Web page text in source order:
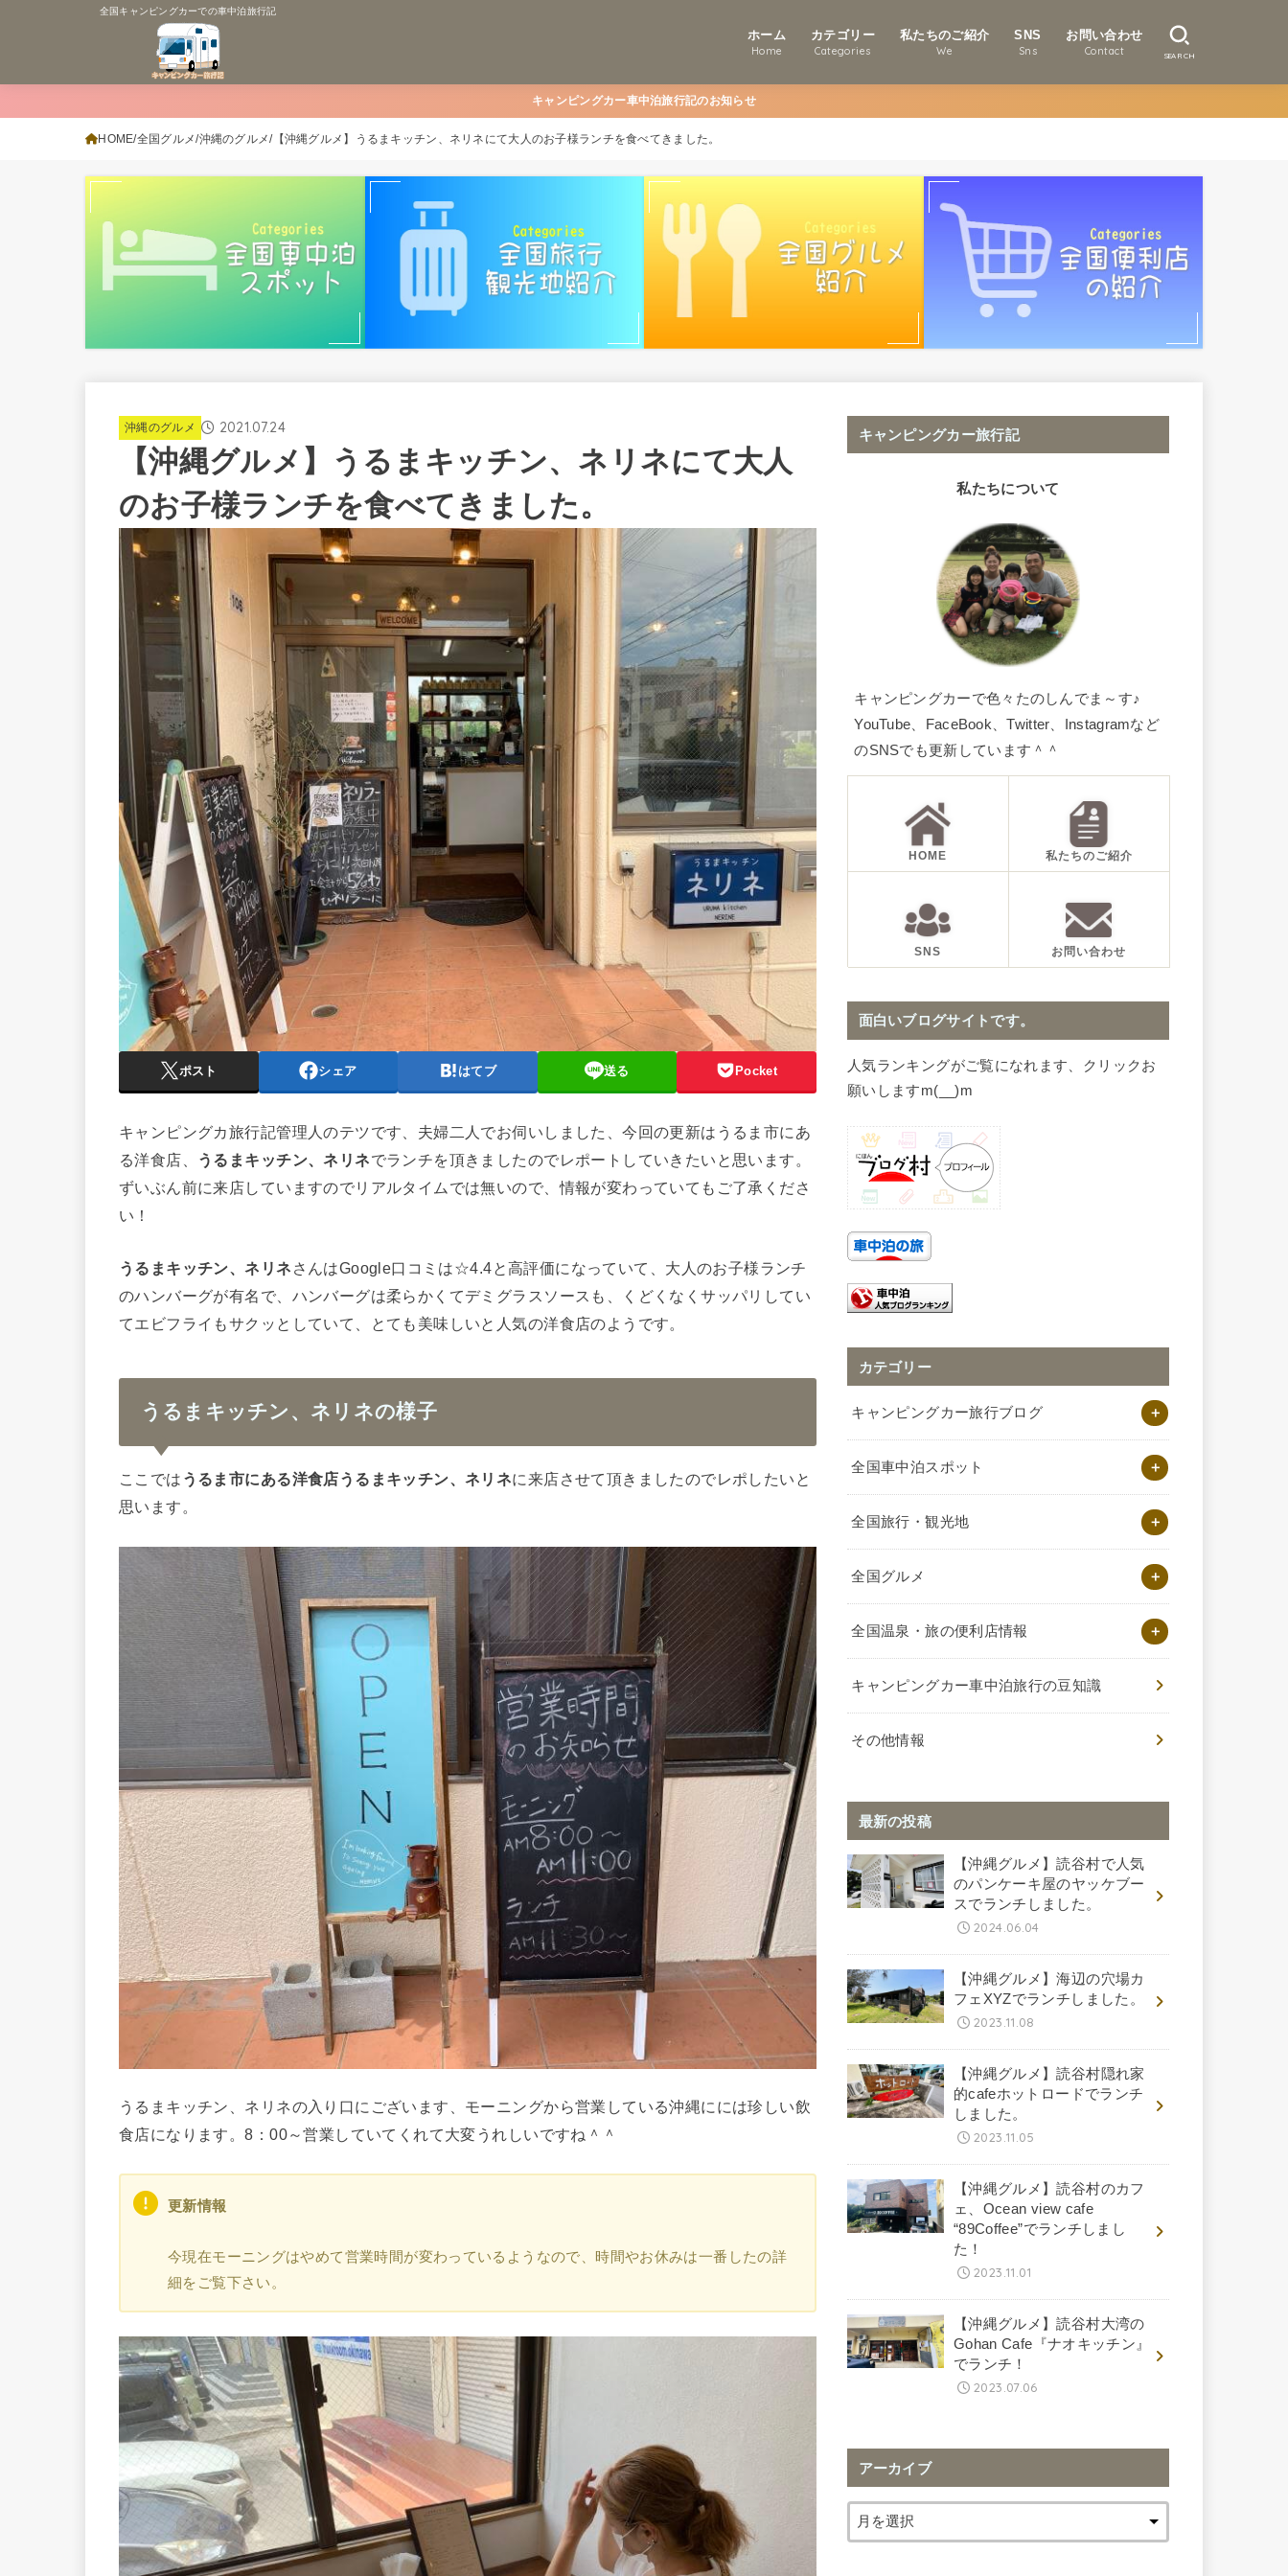
全国キャンピングカーでの車中泊旅行記
ホーム
Home
カテゴリー
Categories
私たちのご紹介
We
SNS
Sns
お問い合わせ
Contact SEARCH
キャンピングカー車中泊旅行記のお知らせ
HOME 全国グルメ 沖縄のグルメ 【沖縄グルメ】うるまキッチン、ネリネにて大人のお子様ランチを食べてきました。
沖縄のグルメ 2021.07.24
【沖縄グルメ】うるまキッチン、ネリネにて大人
のお子様ランチを食べてきました。
ポスト シェア はてブ 送る Pocket
キャンピングカ旅行記管理人のテツです、夫婦二人でお伺いしました、今回の更新はうるま市にあ
る洋食店、
うるまキッチン、ネリネでランチを頂きましたのでレポートしていきたいと思います。
ずいぶん前に来店していますのでリアルタイムでは無いので、情報が変わっていてもご了承くださ
い！
うるまキッチン、ネリネ さんはGoogle口コミは☆4.4と高評価になっていて、 大人のお子様ランチ
のハンバーグが有名で、 ハンバーグは柔らかくてデミグラスソースも、くどくなくサッパリしてい
てエビフライもサクッとしていて、とても美味しいと人気の洋食店のようです。
うるまキッチン、ネリネの様子
ここでは うるま市にある洋食店うるまキッチン、ネリネに来店させて頂きましたのでレポしたいと
思います。
うるまキッチン、ネリネの入り口にございます、モーニングから営業している沖縄にには珍しい飲
食店になります。8：00～営業していてくれて大変うれしいですね＾＾
更新情報
今現在モーニングはやめて営業時間が変わっているようなので、時間やお休みは一番したの詳
細をご覧下さい。
キャンピングカー旅行記
私たちについて
キャンピングカーで色々たのしんでま～す♪
YouTube、FaceBook、Twitter、Instagramなど
のSNSでも更新しています＾＾
HOME 私たちのご紹介
SNS お問い合わせ
面白いブログサイトです。
人気ランキングがご覧になれます、クリックお
願いしますm(__)m
カテゴリー
キャンピングカー旅行ブログ
全国車中泊スポット
全国旅行・観光地
全国グルメ
全国温泉・旅の便利店情報
キャンピングカー車中泊旅行の豆知識
その他情報
最新の投稿
【沖縄グルメ】読谷村で人気
のパンケーキ屋のヤッケブー
スでランチしました。
2024.06.04
【沖縄グルメ】海辺の穴場カ
フェXYZでランチしました。
2023.11.08
【沖縄グルメ】読谷村隠れ家
的cafeホットロードでランチ
しました。
2023.11.05
【沖縄グルメ】読谷村のカフ
ェ、Ocean view cafe
“89Coffee”でランチしまし
た！
2023.11.01
【沖縄グルメ】読谷村大湾の
Gohan Cafe『ナオキッチン』
でランチ！
2023.07.06
アーカイブ